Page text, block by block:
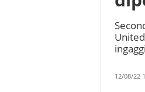
12/08/22